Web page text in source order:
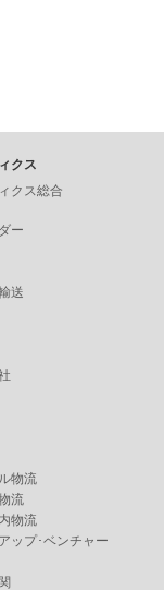
クス
クス総合
ー
送
物流
流
物流
ップ･ベンチャー